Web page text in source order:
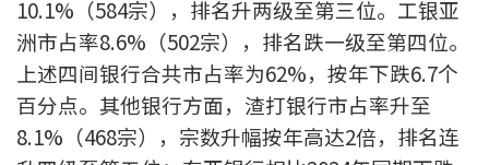
联络方式
网上申请按揭转介
条款及细则
10.1%（584宗），排名升两级至第三位。工银亚
洲市占率8.6%（502宗），排名跌一级至第四位。
上述四间银行合共市占率为62%，按年下跌6.7个
百分点。其他银行方面，渣打银行市占率升至
8.1%（468宗），宗数升幅按年高达2倍，排名连